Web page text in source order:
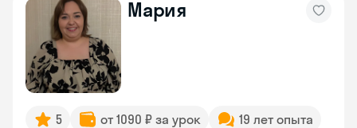
Мария
5 от 1090 ₽ за урок
19 лет опыта